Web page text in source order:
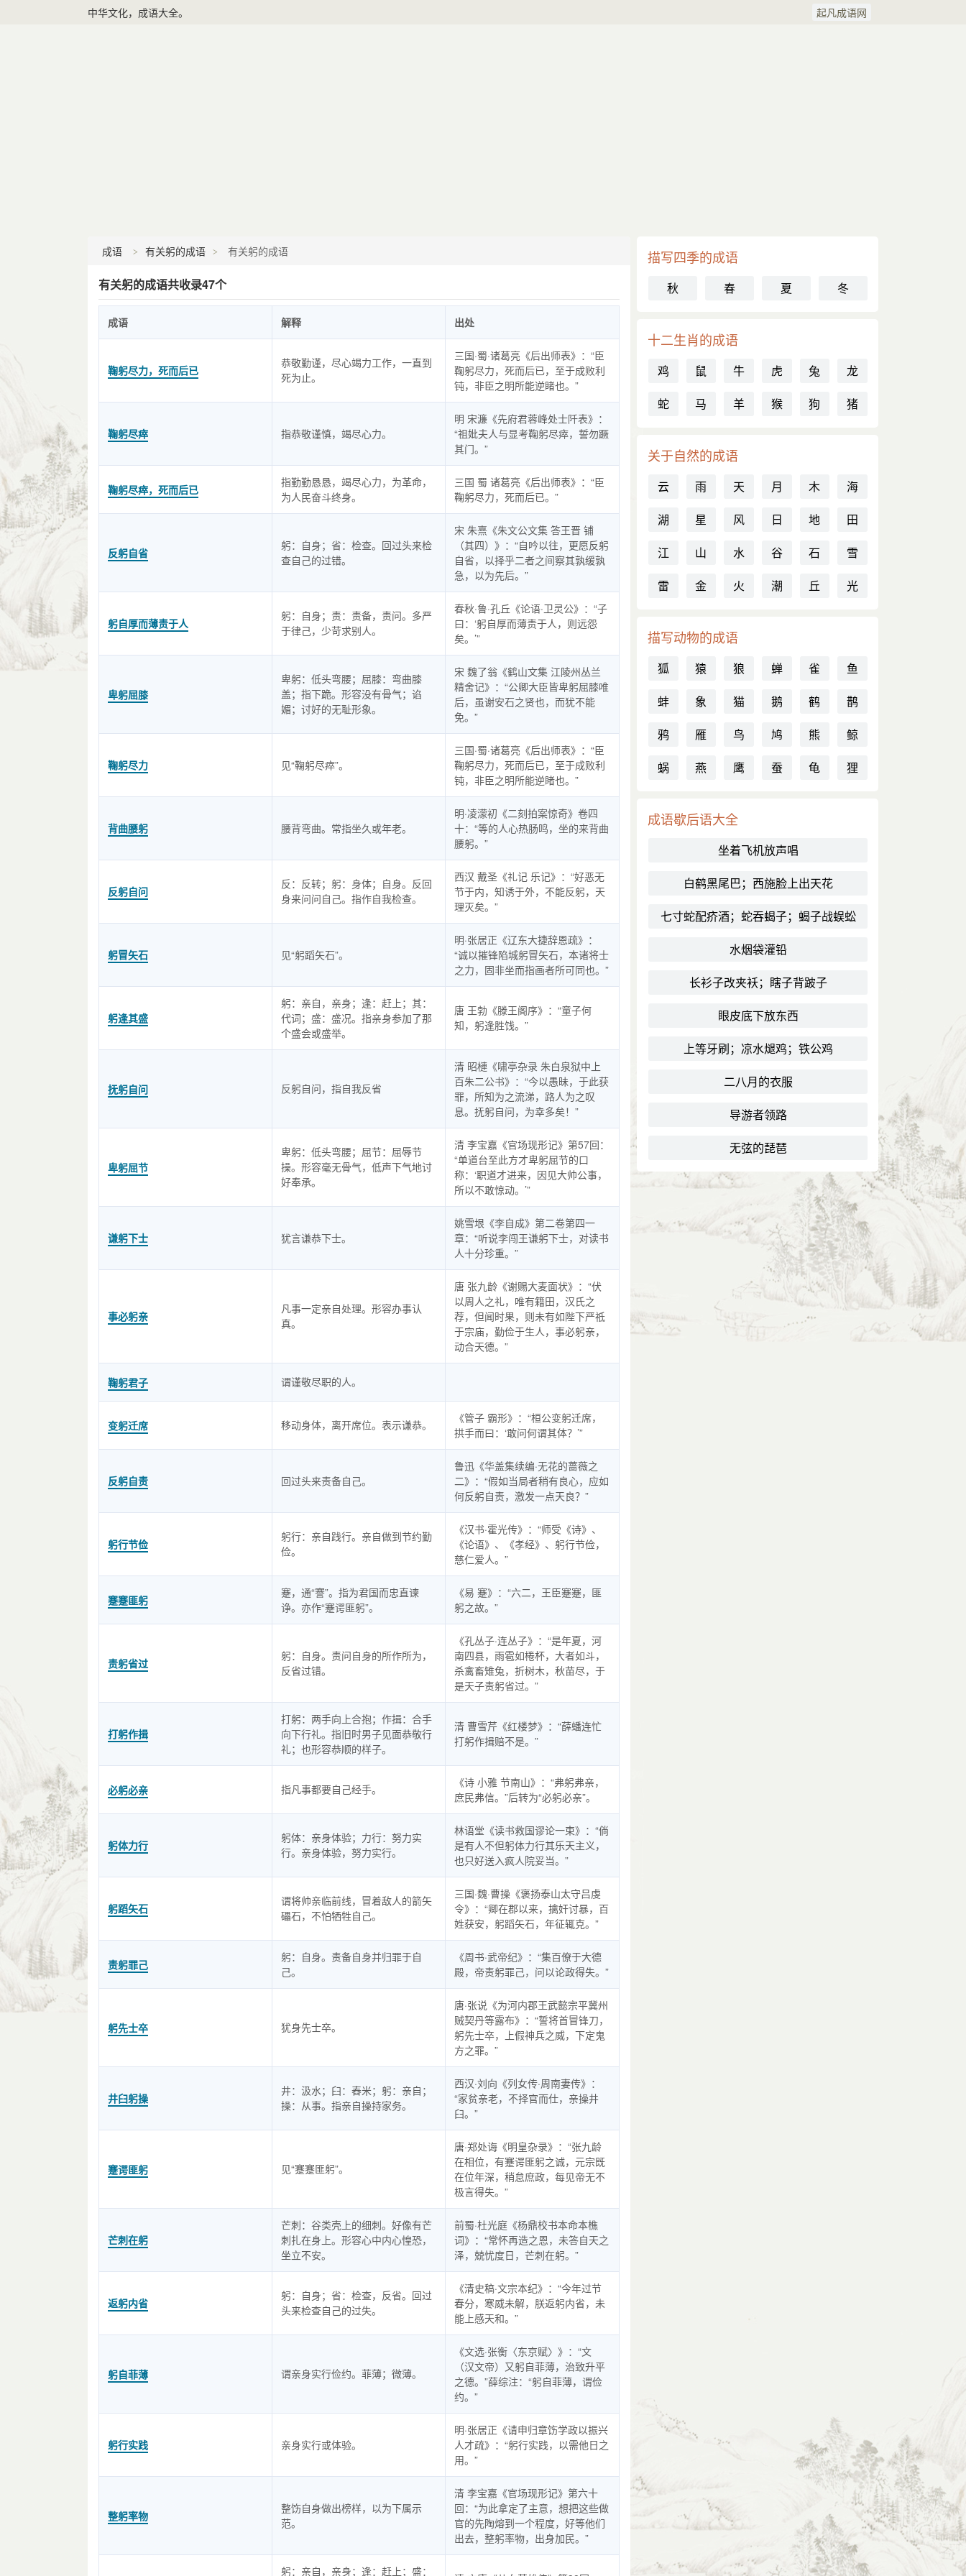
中华文化，成语大全。 起凡成语网
成语 有关躬的成语 有关躬的成语
有关躬的成语共收录47个
成语 解释 出处
鞠躬尽力，死而后已
恭敬勤谨，尽心竭力工作，一直到
死为止。
三国·蜀·诸葛亮《后出师表》：“臣
鞠躬尽力，死而后已，至于成败利
钝，非臣之明所能逆睹也。”
鞠躬尽瘁 指恭敬谨慎，竭尽心力。
明 宋濂《先府君蓉峰处士阡表》：
“祖妣夫人与显考鞠躬尽瘁，誓勿蹶
其门。”
鞠躬尽瘁，死而后已
指勤勤恳恳，竭尽心力，为革命，
为人民奋斗终身。
三国 蜀 诸葛亮《后出师表》：“臣
鞠躬尽力，死而后已。”
反躬自省
躬：自身；省：检查。回过头来检
查自己的过错。
宋 朱熹《朱文公文集 答王晋 铺
（其四）》：“自吟以往，更愿反躬
自省，以择乎二者之间察其孰缓孰
急，以为先后。”
躬自厚而薄责于人
躬：自身；责：责备，责问。多严
于律己，少苛求别人。
春秋·鲁·孔丘《论语·卫灵公》：“子
曰：‘躬自厚而薄责于人，则远怨
矣。’”
卑躬屈膝
卑躬：低头弯腰；屈膝：弯曲膝
盖；指下跪。形容没有骨气；谄
媚；讨好的无耻形象。
宋 魏了翁《鹤山文集 江陵州丛兰
精舍记》：“公卿大臣皆卑躬屈膝唯
后，虽谢安石之贤也，而犹不能
免。”
鞠躬尽力 见“鞠躬尽瘁”。
三国·蜀·诸葛亮《后出师表》：“臣
鞠躬尽力，死而后已，至于成败利
钝，非臣之明所能逆睹也。”
背曲腰躬 腰背弯曲。常指坐久或年老。
明·凌濛初《二刻拍案惊奇》卷四
十：“等的人心热肠鸣，坐的来背曲
腰躬。”
反躬自问
反：反转；躬：身体；自身。反回
身来问问自己。指作自我检查。
西汉 戴圣《礼记 乐记》：“好恶无
节于内，知诱于外，不能反躬，天
理灭矣。”
躬冒矢石 见“躬蹈矢石”。
明·张居正《辽东大捷辞恩疏》：
“诚以摧锋陷城躬冒矢石，本诸将士
之力，固非坐而指画者所可同也。”
躬逢其盛
躬：亲自，亲身；逢：赶上；其：
代词；盛：盛况。指亲身参加了那
个盛会或盛举。
唐 王勃《滕王阁序》：“童子何
知，躬逢胜饯。”
抚躬自问 反躬自问，指自我反省
清 昭槤《啸亭杂录 朱白泉狱中上
百朱二公书》：“今以愚昧，于此获
罪，所知为之流涕，路人为之叹
息。抚躬自问，为幸多矣！”
卑躬屈节
卑躬：低头弯腰；屈节：屈辱节
操。形容毫无骨气，低声下气地讨
好奉承。
清 李宝嘉《官场现形记》第57回：
“单道台至此方才卑躬屈节的口
称：‘职道才进来，因见大帅公事，
所以不敢惊动。’”
谦躬下士 犹言谦恭下士。
姚雪垠《李自成》第二卷第四一
章：“听说李闯王谦躬下士，对读书
人十分珍重。”
事必躬亲
凡事一定亲自处理。形容办事认
真。
唐 张九龄《谢赐大麦面状》：“伏
以周人之礼，唯有籍田，汉氏之
荐，但闻时果，则未有如陛下严祗
于宗庙，勤俭于生人，事必躬亲，
动合天德。”
鞠躬君子 谓谨敬尽职的人。
变躬迁席 移动身体，离开席位。表示谦恭。
《管子 霸形》：“桓公变躬迁席，
拱手而曰：‘敢问何谓其体？’”
反躬自责 回过头来责备自己。
鲁迅《华盖集续编·无花的蔷薇之
二》：“假如当局者稍有良心，应如
何反躬自责，激发一点天良？”
躬行节俭
躬行：亲自践行。亲自做到节约勤
俭。
《汉书·霍光传》：“师受《诗》、
《论语》、《孝经》、躬行节俭，
慈仁爱人。”
蹇蹇匪躬
蹇，通“謇”。指为君国而忠直谏
诤。亦作“蹇谔匪躬”。
《易 蹇》：“六二，王臣蹇蹇，匪
躬之故。”
责躬省过
躬：自身。责问自身的所作所为，
反省过错。
《孔丛子·连丛子》：“是年夏，河
南四县，雨雹如棬杯，大者如斗，
杀禽畜雉兔，折树木，秋苗尽，于
是天子责躬省过。”
打躬作揖
打躬：两手向上合抱；作揖：合手
向下行礼。指旧时男子见面恭敬行
礼；也形容恭顺的样子。
清 曹雪芹《红楼梦》：“薛蟠连忙
打躬作揖赔不是。”
必躬必亲 指凡事都要自己经手。
《诗 小雅 节南山》：“弗躬弗亲，
庶民弗信。”后转为“必躬必亲”。
躬体力行
躬体：亲身体验；力行：努力实
行。亲身体验，努力实行。
林语堂《读书救国谬论一束》：“倘
是有人不但躬体力行其乐天主义，
也只好送入疯人院妥当。”
躬蹈矢石
谓将帅亲临前线，冒着敌人的箭矢
礧石，不怕牺牲自己。
三国·魏·曹操《褒扬泰山太守吕虔
令》：“卿在郡以来，擒奸讨暴，百
姓获安，躬蹈矢石，年征辄克。”
责躬罪己
躬：自身。责备自身并归罪于自
己。
《周书·武帝纪》：“集百僚于大德
殿，帝责躬罪己，问以论政得失。”
躬先士卒 犹身先士卒。
唐·张说《为河内郡王武懿宗平冀州
贼契丹等露布》：“誓将首冒锋刀，
躬先士卒，上假神兵之威，下定鬼
方之罪。”
井臼躬操
井：汲水；臼：舂米；躬：亲自；
操：从事。指亲自操持家务。
西汉·刘向《列女传·周南妻传》：
“家贫亲老，不择官而仕，亲操井
臼。”
蹇谔匪躬 见“蹇蹇匪躬”。
唐·郑处诲《明皇杂录》：“张九龄
在相位，有蹇谔匪躬之诚，元宗既
在位年深，稍怠庶政，每见帝无不
极言得失。”
芒刺在躬
芒刺：谷类壳上的细刺。好像有芒
刺扎在身上。形容心中内心惶恐，
坐立不安。
前蜀·杜光庭《杨鼎校书本命本樵
词》：“常怀再造之恩，未答自天之
泽，兢忧度日，芒刺在躬。”
返躬内省
躬：自身；省：检查，反省。回过
头来检查自己的过失。
《清史稿·文宗本纪》：“今年过节
春分，寒威未解，朕返躬内省，未
能上感天和。”
躬自菲薄 谓亲身实行俭约。菲薄；微薄。
《文选·张衡〈东京赋〉》：“文
（汉文帝）又躬自菲薄，治致升平
之德。”薛综注：“躬自菲薄，谓俭
约。”
躬行实践 亲身实行或体验。
明·张居正《请申归章饬学政以振兴
人才疏》：“躬行实践，以需他日之
用。”
整躬率物
整饬自身做出榜样，以为下属示
范。
清 李宝嘉《官场现形记》第六十
回：“为此拿定了主意，想把这些做
官的先陶熔到一个程度，好等他们
出去，整躬率物，出身加民。”
躬：亲自，亲身；逢：赶上；盛：
描写四季的成语
秋 春 夏 冬
十二生肖的成语
鸡 鼠 牛 虎 兔
龙
蛇
马 羊 猴 狗 猪
关于自然的成语
云 雨 天 月 木
海
湖
星 风 日 地
田
江
山 水 谷 石
雪
雷
金 火 潮 丘 光
描写动物的成语
狐 猿 狼 蝉 雀
鱼
蚌
象 猫 鹅 鹤
鹊
鸦
雁 鸟 鸠 熊
鲸
蜗
燕 鹰 蚕 龟 狸
成语歇后语大全
坐着飞机放声唱
白鹤黑尾巴；西施脸上出天花
七寸蛇配疥酒；蛇吞蝎子；蝎子战蜈蚣
水烟袋灌铅
长衫子改夹袄；瞎子背跛子
眼皮底下放东西
上等牙刷；凉水煺鸡；铁公鸡
二八月的衣服
导游者领路
无弦的琵琶